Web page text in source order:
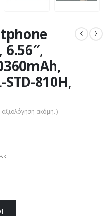
810H,
ακόμη. )